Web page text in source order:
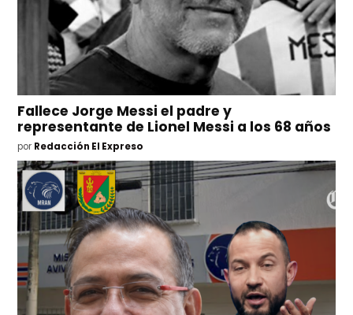
Fallece Jorge Messi el padre y
representante de Lionel Messi a los 68 años
por Redacción El Expreso